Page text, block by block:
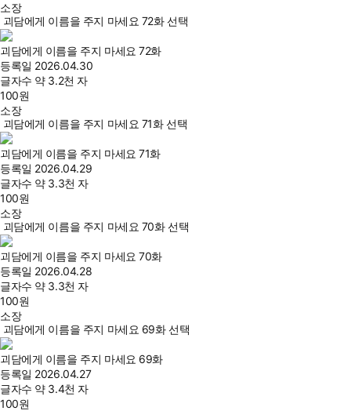
소장
괴담에게 이름을 주지 마세요 72화 선택
괴담에게 이름을 주지 마세요 72화
등록일 2026.04.30
글자수 약 3.2천 자
100원
소장
괴담에게 이름을 주지 마세요 71화 선택
괴담에게 이름을 주지 마세요 71화
등록일 2026.04.29
글자수 약 3.3천 자
100원
소장
괴담에게 이름을 주지 마세요 70화 선택
괴담에게 이름을 주지 마세요 70화
등록일 2026.04.28
글자수 약 3.3천 자
100원
소장
괴담에게 이름을 주지 마세요 69화 선택
괴담에게 이름을 주지 마세요 69화
등록일 2026.04.27
글자수 약 3.4천 자
100원